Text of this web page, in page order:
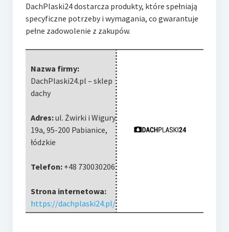
DachPlaski24 dostarcza produkty, które spełniają
specyficzne potrzeby i wymagania, co gwarantuje
pełne zadowolenie z zakupów.
Nazwa firmy:
DachPlaski24.pl – sklep
dachy
Adres:ul. Żwirki i Wigury
19a, 95-200 Pabianice,
łódzkie
Telefon: +48 730030206
Strona internetowa:
https://dachplaski24.pl/